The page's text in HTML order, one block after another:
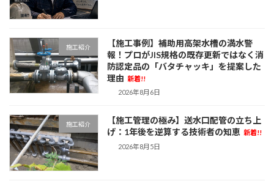
施工紹介
【施工事例】補助用高架水槽の満水警
報！プロがJIS規格の既存更新ではなく消
防認定品の「バタチャッキ」を提案した
理由 新着!!
2026年8月6日
施工紹介
【施工管理の極み】送水口配管の立ち上
げ：1年後を逆算する技術者の知恵 新着!!
2026年8月5日